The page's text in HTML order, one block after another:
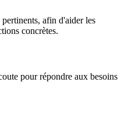
afin d'aider les
concrètes.
pour répondre aux besoins